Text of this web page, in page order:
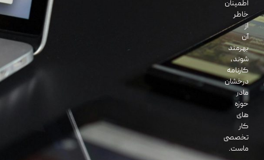
اطمینان
خاطر
از
آن
بهرمند
شوند،
کارنامه
درخشان
مادر
حوزه
های
کار
تخصصی
ماست.